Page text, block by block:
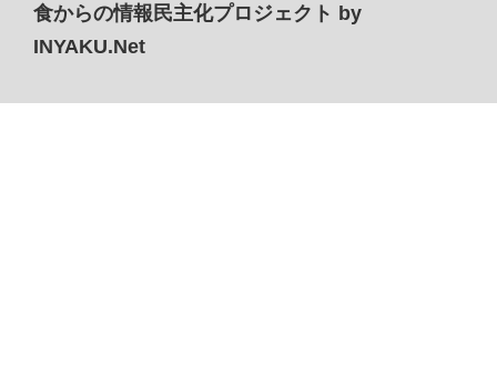
食からの情報民主化プロジェクト by
INYAKU.Net